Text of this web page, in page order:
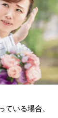
ている場合、